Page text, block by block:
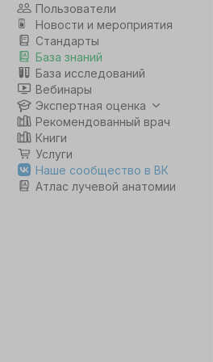
Пользователи
Новости и мероприятия
Стандарты
База знаний
База исследований
Вебинары
Экспертная оценка
Рекомендованный врач
Книги
Услуги
Наше сообщество в ВК
Атлас лучевой анатомии